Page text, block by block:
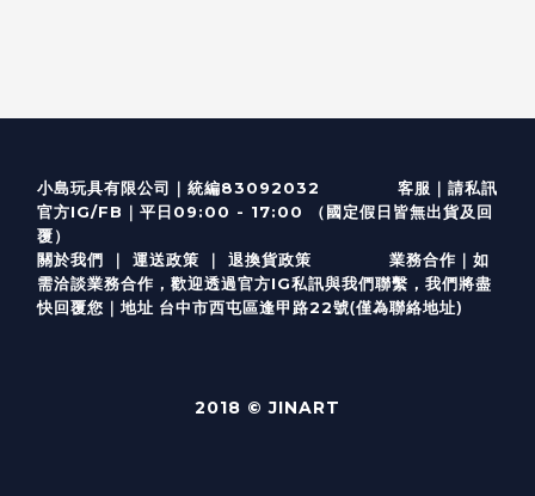
小島玩具有限公司｜統編83092032 客服 ｜ 請私訊
官方IG/FB ｜ 平日09:00 - 17:00 （國定假日皆無出貨及回
覆）
關於我們 ｜ 運送政策 ｜ 退換貨政策 業務合作｜如
需洽談業務合作，歡迎透過官方IG私訊與我們聯繫，我們將盡
快回覆您｜ 地址 台中市西屯區逢甲路22號(僅為聯絡地址)
2018 © JINART